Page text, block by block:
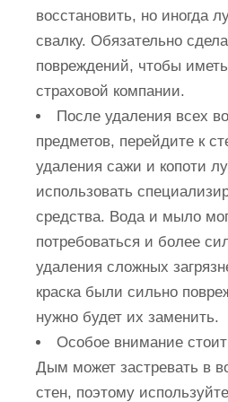
восстановить, но иногда
свалку. Обязательно
повреждений, чтобы
страховой компании.
После удаления всех
предметов, перейдите к
удаления сажи и копоти
использовать
средства. Вода и мыло
потребоваться и более
удаления сложных
краска были сильно
нужно будет их заменить.
Особое внимание
Дым может застревать в
стен, поэтому